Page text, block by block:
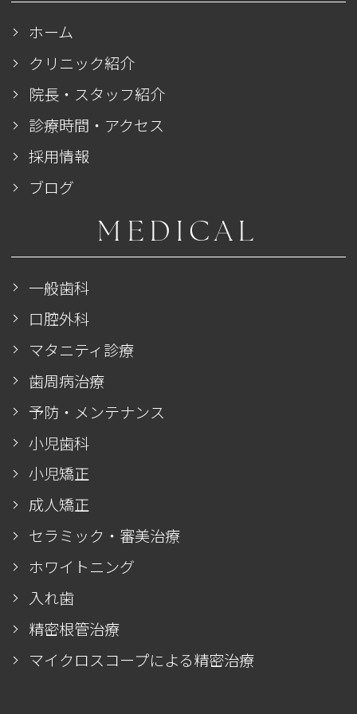
ホーム
クリニック紹介
院長・スタッフ紹介
診療時間・アクセス
採用情報
ブログ
MEDICAL
一般歯科
口腔外科
マタニティ診療
歯周病治療
予防・メンテナンス
小児歯科
小児矯正
成人矯正
セラミック・審美治療
ホワイトニング
入れ歯
精密根管治療
マイクロスコープによる精密治療